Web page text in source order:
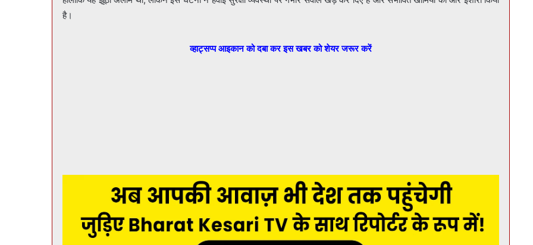
है।
व्हाट्सप्प आइकान को दबा कर इस खबर को शेयर जरूर करें